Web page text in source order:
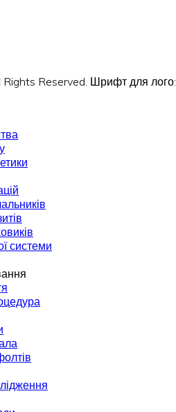
Reserved. Шрифт для
системи